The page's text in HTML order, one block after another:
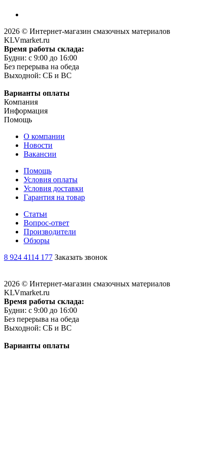
2026 © Интернет-магазин смазочных материалов
KLVmarket.ru
Время работы склада:
Будни: c 9:00 до 16:00
Без перерыва на обеда
Выходной: СБ и ВС
Варианты оплаты
Компания
Информация
Помощь
О компании
Новости
Вакансии
Помощь
Условия оплаты
Условия доставки
Гарантия на товар
Статьи
Вопрос-ответ
Производители
Обзоры
8 924 4114 177 Заказать звонок
2026 © Интернет-магазин смазочных материалов
KLVmarket.ru
Время работы склада:
Будни: c 9:00 до 16:00
Без перерыва на обеда
Выходной: СБ и ВС
Варианты оплаты